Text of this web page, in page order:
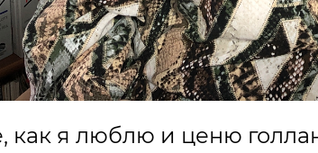
как я люблю и ценю